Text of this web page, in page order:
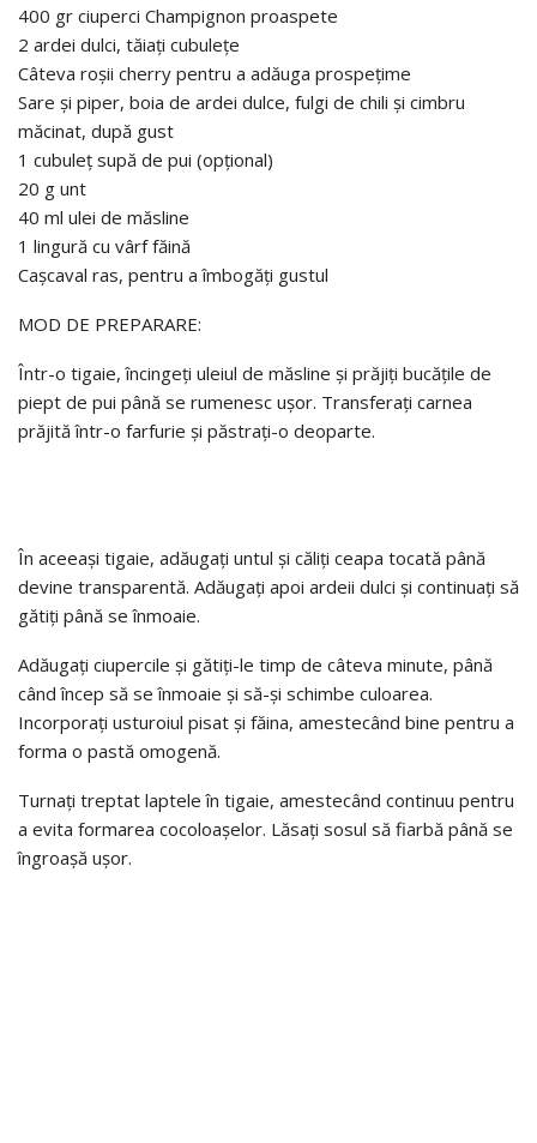
400 gr ciuperci Champignon proaspete
2 ardei dulci, tăiați cubulețe
Câteva roșii cherry pentru a adăuga prospețime
Sare și piper, boia de ardei dulce, fulgi de chili și cimbru
măcinat, după gust
1 cubuleț supă de pui (opțional)
20 g unt
40 ml ulei de măsline
1 lingură cu vârf făină
Cașcaval ras, pentru a îmbogăți gustul
MOD DE PREPARARE:
Într-o tigaie, încingeți uleiul de măsline și prăjiți bucățile de
piept de pui până se rumenesc ușor. Transferați carnea
prăjită într-o farfurie și păstrați-o deoparte.
În aceeași tigaie, adăugați untul și căliți ceapa tocată până
devine transparentă. Adăugați apoi ardeii dulci și continuați să
gătiți până se înmoaie.
Adăugați ciupercile și gătiți-le timp de câteva minute, până
când încep să se înmoaie și să-și schimbe culoarea.
Incorporați usturoiul pisat și făina, amestecând bine pentru a
forma o pastă omogenă.
Turnați treptat laptele în tigaie, amestecând continuu pentru
a evita formarea cocoloașelor. Lăsați sosul să fiarbă până se
îngroașă ușor.